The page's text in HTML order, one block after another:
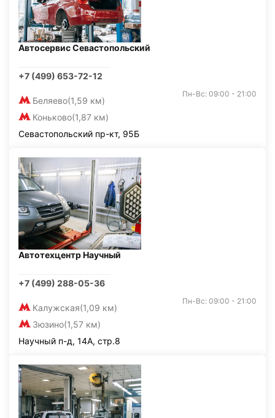
Автосервис Севастопольский
+7 (499) 653-72-12
Беляево(1,59 км)
Коньково(1,87 км)
Пн-Вс: 09:00 - 21:00
Севастопольский пр-кт, 95Б
Автотехцентр Научный
+7 (499) 288-05-36
Калужская(1,09 км)
Зюзино(1,57 км)
Пн-Вс: 09:00 - 21:00
Научный п-д, 14А, стр.8